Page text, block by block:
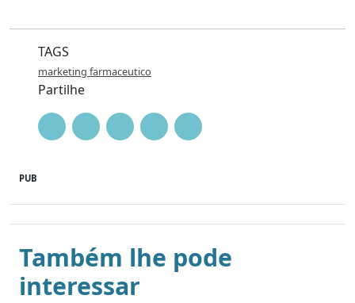
TAGS
marketing farmaceutico
Partilhe
PUB
Também lhe pode
interessar